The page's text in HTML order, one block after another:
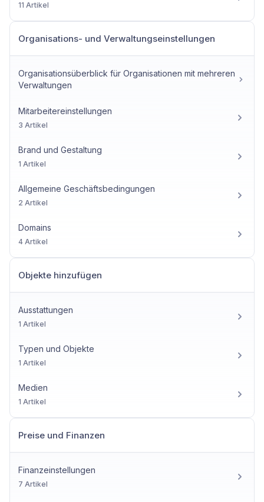
11 Artikel
Organisations- und Verwaltungseinstellungen
Organisationsüberblick für Organisationen mit mehreren
Verwaltungen
Mitarbeitereinstellungen
3 Artikel
Brand und Gestaltung
1 Artikel
Allgemeine Geschäftsbedingungen
2 Artikel
Domains
4 Artikel
Objekte hinzufügen
Ausstattungen
1 Artikel
Typen und Objekte
1 Artikel
Medien
1 Artikel
Preise und Finanzen
Finanzeinstellungen
7 Artikel